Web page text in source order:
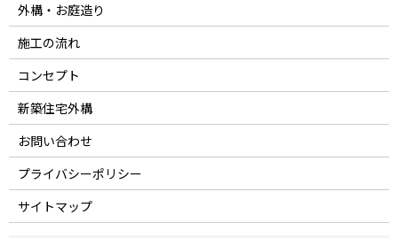
外構・お庭造り
施工の流れ
コンセプト
新築住宅外構
お問い合わせ
プライバシーポリシー
サイトマップ